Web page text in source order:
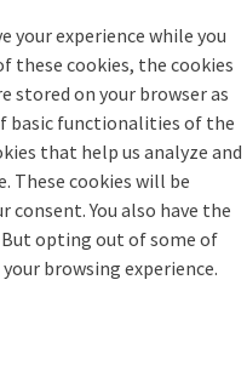
your experience while you
these cookies, the cookies
stored on your browser as
basic functionalities of the
that help us analyze and
These cookies will be
You also have the
opting out of some of
browsing experience.